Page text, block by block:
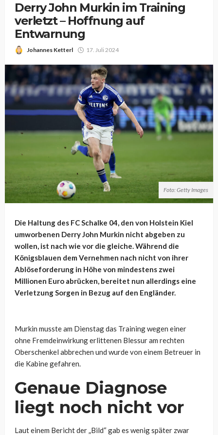
Derry John Murkin im Training
verletzt – Hoffnung auf
Entwarnung
Johannes Ketterl 17. Juli 2024
Foto: Getty Images
Die Haltung des FC Schalke 04, den von Holstein Kiel
umworbenen Derry John Murkin nicht abgeben zu
wollen, ist nach wie vor die gleiche. Während die
Königsblauen dem Vernehmen nach nicht von ihrer
Ablöseforderung in Höhe von mindestens zwei
Millionen Euro abrücken, bereitet nun allerdings eine
Verletzung Sorgen in Bezug auf den Engländer.
Murkin musste am Dienstag das Training wegen einer
ohne Fremdeinwirkung erlittenen Blessur am rechten
Oberschenkel abbrechen und wurde von einem Betreuer in
die Kabine gefahren.
Genaue Diagnose
liegt noch nicht vor
Laut einem Bericht der „Bild“ gab es wenig später zwar